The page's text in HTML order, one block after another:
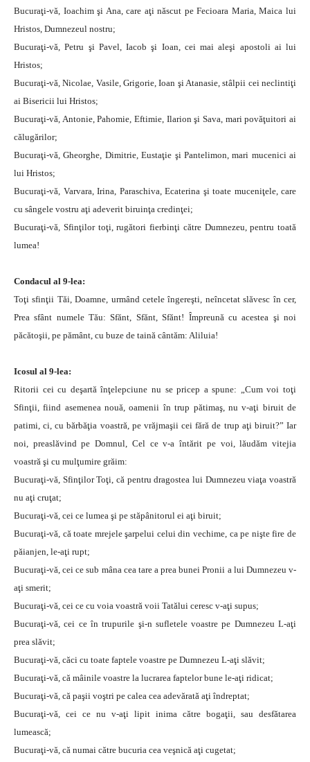
Bucuraţi-vă, Ioachim şi Ana, care aţi născut pe Fecioara Maria, Maica lui
Hristos, Dumnezeul nostru;
Bucuraţi-vă, Petru şi Pavel, Iacob şi Ioan, cei mai aleşi apostoli ai lui
Hristos;
Bucuraţi-vă, Nicolae, Vasile, Grigorie, Ioan şi Atanasie, stâlpii cei neclintiţi
ai Bisericii lui Hristos;
Bucuraţi-vă, Antonie, Pahomie, Eftimie, Ilarion şi Sava, mari povăţuitori ai
călugărilor;
Bucuraţi-vă, Gheorghe, Dimitrie, Eustaţie şi Pantelimon, mari mucenici ai
lui Hristos;
Bucuraţi-vă, Varvara, Irina, Paraschiva, Ecaterina şi toate muceniţele, care
cu sângele vostru aţi adeverit biruinţa credinţei;
Bucuraţi-vă, Sfinţilor toţi, rugători fierbinţi către Dumnezeu, pentru toată
lumea!
Condacul al 9-lea:
Toţi sfinţii Tăi, Doamne, urmând cetele îngereşti, neîncetat slăvesc în cer,
Prea sfânt numele Tău: Sfănt, Sfănt, Sfănt! Împreună cu acestea şi noi
păcătoşii, pe pământ, cu buze de taină cântăm: Aliluia!
Icosul al 9-lea:
Ritorii cei cu deşartă înţelepciune nu se pricep a spune: „Cum voi toţi
Sfinţii, fiind asemenea nouă, oamenii în trup pătimaş, nu v-aţi biruit de
patimi, ci, cu bărbăţia voastră, pe vrăjmaşii cei fără de trup aţi biruit?” Iar
noi, preaslăvind pe Domnul, Cel ce v-a întărit pe voi, lăudăm vitejia
voastră şi cu mulţumire grăim:
Bucuraţi-vă, Sfinţilor Toţi, că pentru dragostea lui Dumnezeu viaţa voastră
nu aţi cruţat;
Bucuraţi-vă, cei ce lumea şi pe stăpânitorul ei aţi biruit;
Bucuraţi-vă, că toate mrejele şarpelui celui din vechime, ca pe nişte fire de
păianjen, le-aţi rupt;
Bucuraţi-vă, cei ce sub mâna cea tare a prea bunei Pronii a lui Dumnezeu v-
aţi smerit;
Bucuraţi-vă, cei ce cu voia voastră voii Tatălui ceresc v-aţi supus;
Bucuraţi-vă, cei ce în trupurile şi-n sufletele voastre pe Dumnezeu L-aţi
prea slăvit;
Bucuraţi-vă, căci cu toate faptele voastre pe Dumnezeu L-aţi slăvit;
Bucuraţi-vă, că mâinile voastre la lucrarea faptelor bune le-aţi ridicat;
Bucuraţi-vă, că paşii voştri pe calea cea adevărată aţi îndreptat;
Bucuraţi-vă, cei ce nu v-aţi lipit inima către bogaţii, sau desfătarea
lumească;
Bucuraţi-vă, că numai către bucuria cea veşnică aţi cugetat;